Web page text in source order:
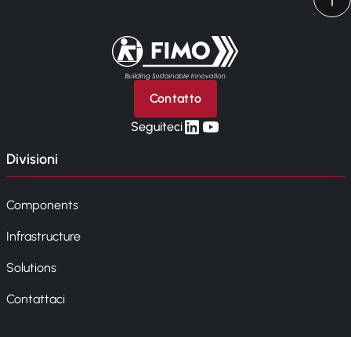
Torna alla pagina iniziale
Contatto
Seguitecilinkedin
yt
Divisioni
Components
Infrastructure
Solutions
Contattaci